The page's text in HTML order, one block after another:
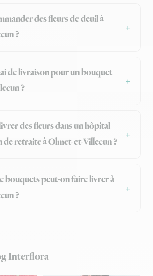
des fleurs de deuil à
?
de livraison pour un bouquet
?
des fleurs dans un hôpital
de retraite à Olmet-et-Villecun ?
bouquets peut-on faire livrer à
?
Interflora